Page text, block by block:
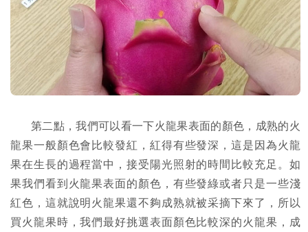
第二點，我們可以看一下火龍果表面的顏色，成熟的火
龍果一般顏色會比較發紅，紅得有些發深，這是因為火龍
果在生長的過程當中，接受陽光照射的時間比較充足。如
果我們看到火龍果表面的顏色，有些發綠或者只是一些淺
紅色，這就說明火龍果還不夠成熟就被采摘下來了，所以
買火龍果時，我們最好挑選表面顏色比較深的火龍果，成